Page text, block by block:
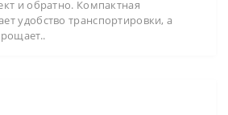
и обратно. Компактная
удобство транспортировки, а